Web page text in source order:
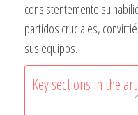
consistentemente su
partidos cruciales,
sus equipos.
Key sections in the